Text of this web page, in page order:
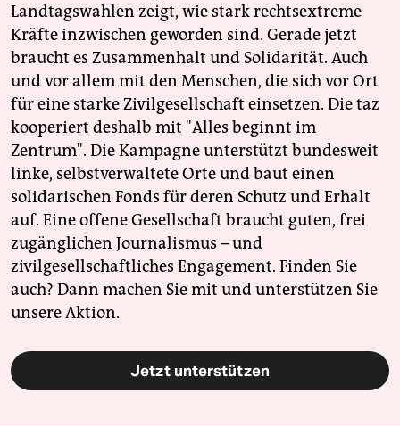
Landtagswahlen zeigt, wie stark rechtsextreme
Kräfte inzwischen geworden sind. Gerade jetzt
braucht es Zusammenhalt und Solidarität. Auch
und vor allem mit den Menschen, die sich vor Ort
für eine starke Zivilgesellschaft einsetzen. Die taz
kooperiert deshalb mit "Alles beginnt im
Zentrum". Die Kampagne unterstützt bundesweit
linke, selbstverwaltete Orte und baut einen
solidarischen Fonds für deren Schutz und Erhalt
auf. Eine offene Gesellschaft braucht guten, frei
zugänglichen Journalismus – und
zivilgesellschaftliches Engagement. Finden Sie
auch? Dann machen Sie mit und unterstützen Sie
unsere Aktion.
Jetzt unterstützen